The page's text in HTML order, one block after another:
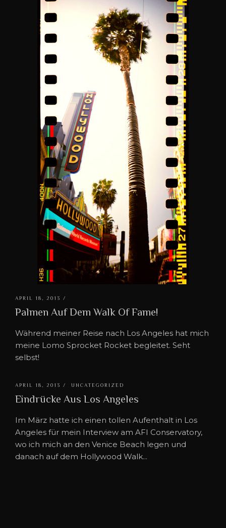
APRIL 18, 2013 /
Palmen Auf Dem Walk Of Fame!
Während meiner Reise nach Los Angeles hat mich
meine Lomo Sprocket Rocket begleitet. Seht
selbst!
APRIL 18, 2013 / UNCATEGORIZED
Eindrücke Aus Los Angeles
Im März hatte ich einen tollen Aufenthalt in Los
Angeles für mein Interview am AFI Conservatory,
wo ich mich an den Venice Beach legen und
danach auf dem Hollywood Walk...